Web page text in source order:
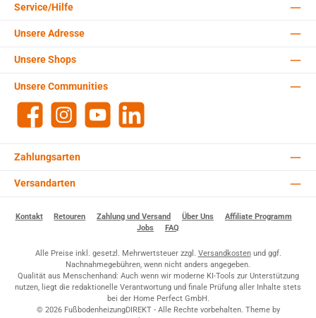
Service/Hilfe
Zahlungsarten
Versandarten
Unsere Adresse
Unsere Communities
Facebook Instagram YouTube
Unsere Shops
Kontakt Retouren Zahlung und Versand Über Uns
Affiliate Programm
Jobs
FAQ
Alle Preise inkl. gesetzl. Mehrwertsteuer zzgl. Versandkostenund ggf.
Nachnahmegebühren, wenn nicht anders angegeben.
Qualität aus Menschenhand: Auch wenn wir moderne KI-Tools zur Unterstützung
nutzen, liegt die redaktionelle Verantwortung und finale Prüfung aller Inhalte stets
bei der Home Perfect GmbH.
© 2026 FußbodenheizungDIREKT - Alle Rechte vorbehalten. Theme by